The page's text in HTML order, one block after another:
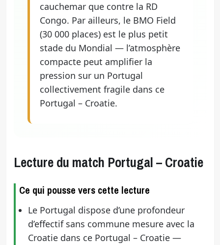
cauchemar que contre la RD
Congo. Par ailleurs, le BMO Field
(30 000 places) est le plus petit
stade du Mondial — l’atmosphère
compacte peut amplifier la
pression sur un Portugal
collectivement fragile dans ce
Portugal – Croatie.
Lecture du match Portugal – Croatie
Ce qui pousse vers cette lecture
Le Portugal dispose d’une profondeur
d’effectif sans commune mesure avec la
Croatie dans ce Portugal – Croatie —